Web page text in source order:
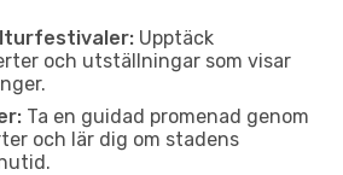
Upptäck
och utställningar som visar
Ta en guidad promenad genom
och lär dig om stadens